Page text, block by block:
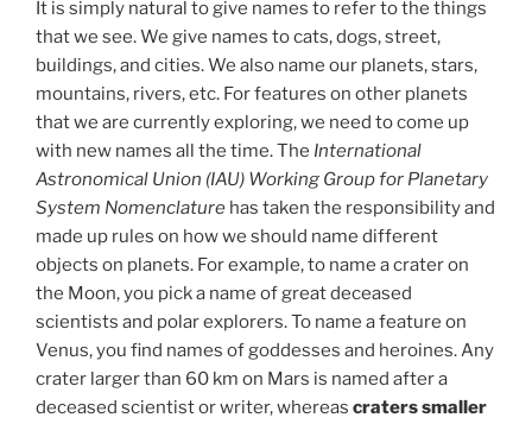
It is simply natural to give names to refer to the things
that we see. We give names to cats, dogs, street,
buildings, and cities. We also name our planets, stars,
mountains, rivers, etc. For features on other planets
that we are currently exploring, we need to come up
with new names all the time. The International
Astronomical Union (IAU) Working Group for Planetary
System Nomenclature has taken the responsibility and
made up rules on how we should name different
objects on planets. For example, to name a crater on
the Moon, you pick a name of great deceased
scientists and polar explorers. To name a feature on
Venus, you find names of goddesses and heroines. Any
crater larger than 60 km on Mars is named after a
deceased scientist or writer, whereas craters smaller